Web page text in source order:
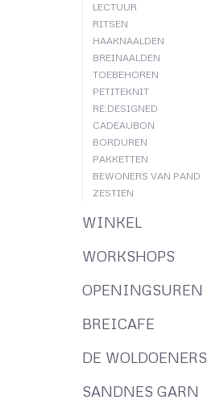
LECTUUR
RITSEN
HAAKNAALDEN
BREINAALDEN
TOEBEHOREN
PETITEKNIT
RE:DESIGNED
CADEAUBON
BORDUREN
PAKKETTEN
BEWONERS VAN PAND
ZESTIEN
WINKEL
WORKSHOPS
OPENINGSUREN
BREICAFE
DE WOLDOENERS
SANDNES GARN